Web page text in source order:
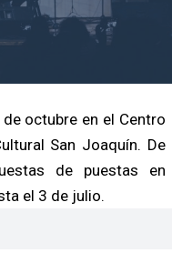
octubre en el Centro
San Joaquín. De
de puestas en
el 3 de julio.